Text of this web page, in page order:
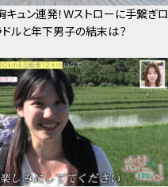
ュン連発！Wストローに手繋ぎロ
ルと年下男子の結末は？